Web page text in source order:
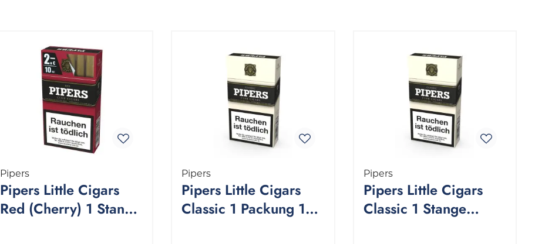
Pipers
Pipers Little Cigars
Red (Cherry) 1 Stange
Pipers
Pipers Little Cigars
Classic 1 Packung 10
Pipers
Pipers Little Cigars
Classic 1 Stange